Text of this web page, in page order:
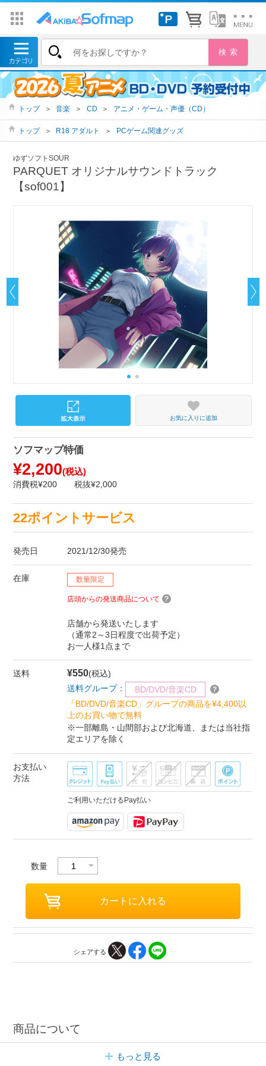
トップ ＞ 音楽 ＞ CD ＞ アニメ・ゲーム・声優（CD）
トップ ＞ R18 アダルト ＞ PCゲーム関連グッズ
ゆずソフトSOUR
PARQUET オリジナルサウンドトラック
【sof001】
お気に入りに追加
ソフマップ特価
¥2,200(税込)
消費税¥200 税抜¥2,000
22ポイントサービス
発売日 2021/12/30発売
在庫 数量限定
店頭からの発送商品について
店舗から発送いたします
（通常2～3日程度で出荷予定）
お一人様1点まで
送料 ¥550(税込)
送料グループ：
BD/DVD/音楽CD
「BD/DVD/音楽CD」グループの商品を¥4,400以
上のお買い物で無料
※一部離島・山間部および北海道、または当社指
定エリアを除く
お支払い
方法
ご利用いただけるPay払い
数量
シェアする
商品について
もっと見る